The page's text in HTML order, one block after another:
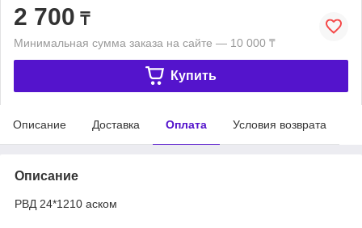
2 700 ₸
Минимальная сумма заказа на сайте — 10 000 ₸
Купить
Описание Доставка Оплата Условия возврата
Описание
РВД 24*1210 аском